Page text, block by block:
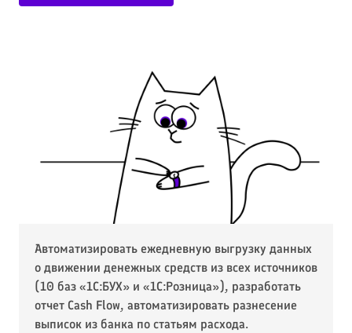
Автоматизировать ежедневную выгрузку данных
о движении денежных средств из всех источников
(10 баз «1С:БУХ» и «1С:Розница»), разработать
отчет Cash Flow, автоматизировать разнесение
выписок из банка по статьям расхода.